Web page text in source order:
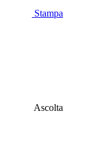
Stampa
Ascolta